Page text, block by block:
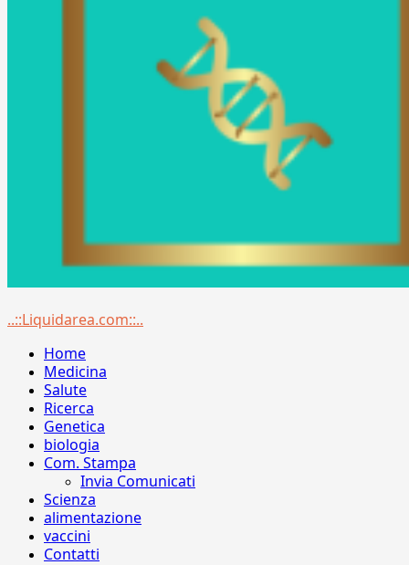
Menu
..::Liquidarea.com::..
Home
Medicina
Salute
Ricerca
Genetica
biologia
Com. Stampa
Invia Comunicati
Scienza
alimentazione
vaccini
Contatti